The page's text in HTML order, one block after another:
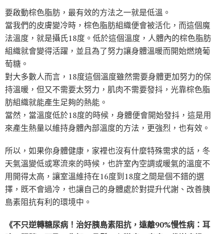
要啟動棕色脂肪，最有效的方法之一就是低溫。
當我們的皮膚變冷時，棕色脂肪組織便會被活化，而這個魔
法溫度，就是攝氏18度。低於這個溫度，人體內的棕色脂肪
組織就會變得活躍，並且為了努力讓身體溫暖而開始燃燒葡
萄糖。
對大多數人而言，18度這個溫度雖然需要身體更加努力的保
持溫暖，但又不需要太努力，肌肉不需要發抖，光靠棕色脂
肪組織就能產生足夠的熱能。
當然，當溫度低於18度的時候，身體便會開始發抖，這是用
來產生熱量以維持身體內部溫度的方法，更強烈，也有效。
所以，如果你身體健康，家裡也沒有什麼特殊需求的話，冬
天氣溫變低或寒流來的時候，也許室內空調或暖氣的溫度不
用開得太高，讓室溫維持在16度到18度之間是個不錯的選
擇，既不會過冷，也讓自己的身體處於對提升代謝、改善胰
島素阻抗有利的環境中。
《不只逆轉糖尿病！治好胰島素阻抗，遠離90%慢性病：耳